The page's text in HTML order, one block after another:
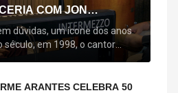
COM JON
DE "BEM QUERER" E
dúvidas, um ícone dos anos
século, em 1998, o cantor
o seu primeiro disco, "A
quase trinta anos mais tarde:
ARANTES CELEBRA 50